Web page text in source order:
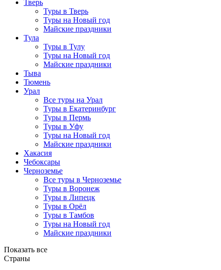
Тверь
Туры в Тверь
Туры на Новый год
Майские праздники
Тула
Туры в Тулу
Туры на Новый год
Майские праздники
Тыва
Тюмень
Урал
Все туры на Урал
Туры в Екатеринбург
Туры в Пермь
Туры в Уфу
Туры на Новый год
Майские праздники
Хакасия
Чебоксары
Черноземье
Все туры в Черноземье
Туры в Воронеж
Туры в Липецк
Туры в Орёл
Туры в Тамбов
Туры на Новый год
Майские праздники
Показать все
Страны